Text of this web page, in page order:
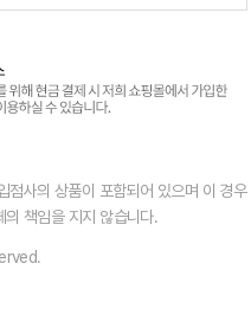
점사의 상품이 포함되어 있으며 이 경
책임을 지지 않습니다.